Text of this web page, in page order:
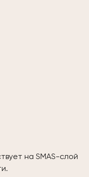
на SMAS-слой